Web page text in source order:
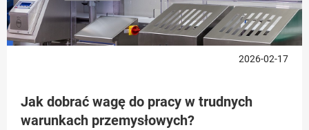
2026-02-17
Jak dobrać wagę do pracy w trudnych
warunkach przemysłowych?